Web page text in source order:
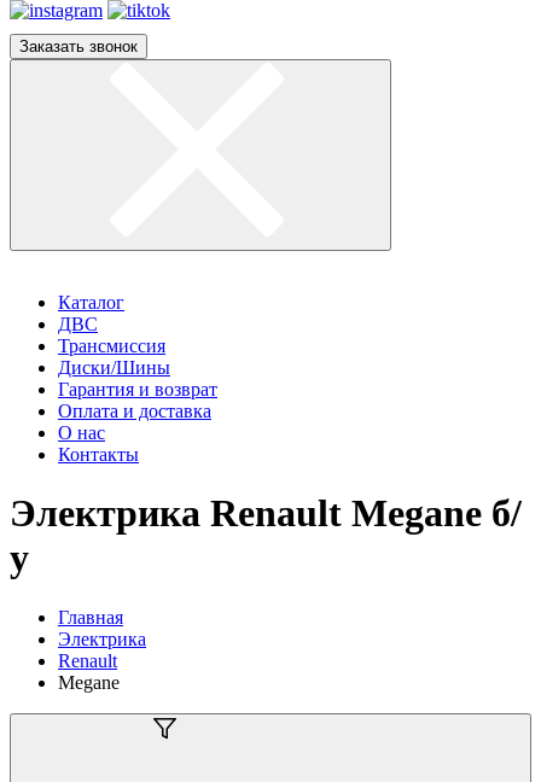
Заказать звонок
Каталог
ДВС
Трансмиссия
Диски/Шины
Гарантия и возврат
Оплата и доставка
О нас
Контакты
Электрика Renault Megane б/
у
Главная
Электрика
Renault
Megane